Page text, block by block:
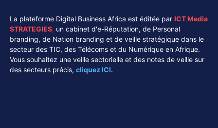
La plateforme Digital Business Africa est éditée par ICT Media
STRATEGIES, un cabinet d'e-Réputation, de Personal
branding, de Nation branding et de veille stratégique dans le
secteur des TIC, des Télécoms et du Numérique en Afrique.
Vous souhaitez une veille sectorielle et des notes de veille sur
des secteurs précis, cliquez ICI.